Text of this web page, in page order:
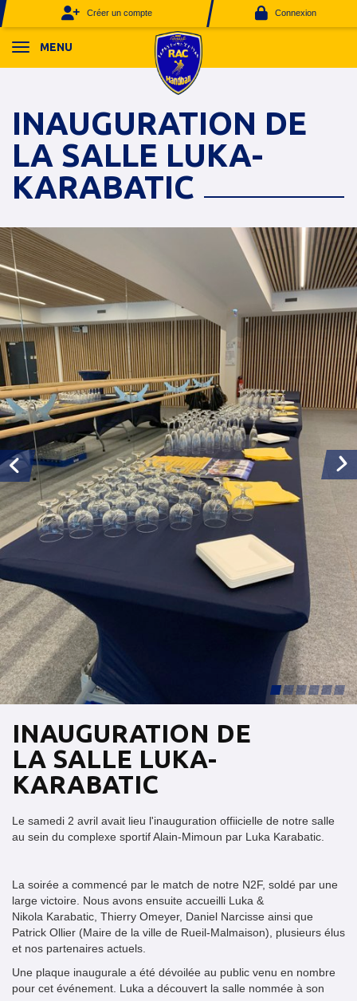
Créer un compte Connexion
MENU
INAUGURATION DE
LA SALLE LUKA-
KARABATIC
INAUGURATION DE
LA SALLE LUKA-
KARABATIC
Le samedi 2 avril avait lieu l'inauguration offiicielle de notre salle
au sein du complexe sportif Alain-Mimoun par Luka Karabatic.
La soirée a commencé par le match de notre N2F, soldé par une
large victoire. Nous avons ensuite accueilli Luka &
Nikola Karabatic, Thierry Omeyer, Daniel Narcisse ainsi que
Patrick Ollier (Maire de la ville de Rueil-Malmaison), plusieurs élus
et nos partenaires actuels.
Une plaque inaugurale a été dévoilée au public venu en nombre
pour cet événement. Luka a découvert la salle nommée à son
Panneau de gestion des cookies